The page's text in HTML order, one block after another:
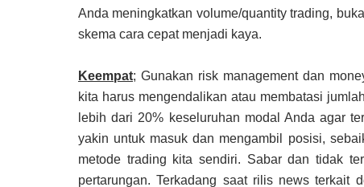
Anda meningkatkan volume/quantity trading,
skema cara cepat menjadi kaya.
Keempat; Gunakan risk management dan
kita harus mengendalikan atau membatasi
lebih dari 20% keseluruhan modal Anda agar
yakin untuk masuk dan mengambil posisi,
metode trading kita sendiri. Sabar dan tidak
pertarungan. Terkadang saat rilis news terkait